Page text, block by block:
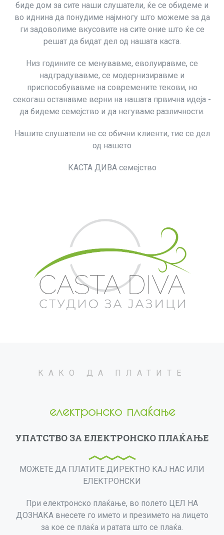
биде дом за сите наши слушатели, ќе се обидеме и
во иднина да понудиме најмногу што можеме за да
ги задоволиме вкусовите на сите оние што ќе се
решат да бидат дел од нашата каста.
Низ годините се менувавме, еволуиравме, се
надградувавме, се модернизиравме и
приспособувавме на современите текови, но
секогаш останавме верни на нашата првична идеја -
да бидеме семејство и да негуваме различности.
Нашите слушатели не се обични клиенти, тие се дел
од нашето
КАСТА ДИВА семејство
КАКО ДА ПЛАТИТЕ
електронско плаќање
УПАТСТВО ЗА ЕЛЕКТРОНСКО ПЛАЌАЊЕ
МОЖЕТЕ ДА ПЛАТИТЕ ДИРЕКТНО КАЈ НАС ИЛИ
ЕЛЕКТРОНСКИ
При електронско плаќање, во полето ЦЕЛ НА
ДОЗНАКА внесете го името и презимето на лицето
за кое се плаќа и ратата што се плаќа.